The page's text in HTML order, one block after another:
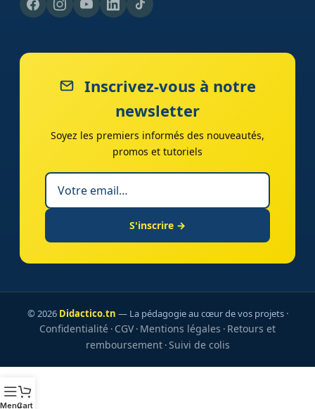
Inscrivez-vous à notre
newsletter
Soyez les premiers informés des nouveautés,
promos et tutoriels
S'inscrire →
© 2026 Didactico.tn — La pédagogie au cœur de vos projets ·
Confidentialité · CGV· Mentions légales · Retours et
remboursement·Suivi de colis
MenuCart